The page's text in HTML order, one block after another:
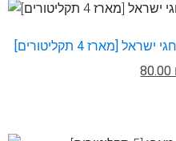
[מארז 4 תקליטורים]